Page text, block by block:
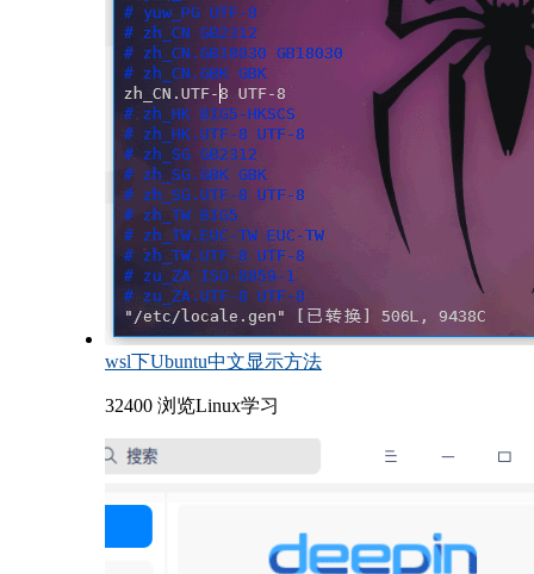
wsl下Ubuntu中文显示方法
32400 浏览Linux学习